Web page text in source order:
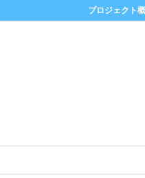
プロジェクト